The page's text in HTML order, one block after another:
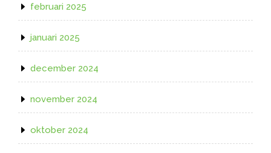
februari 2025
januari 2025
december 2024
november 2024
oktober 2024